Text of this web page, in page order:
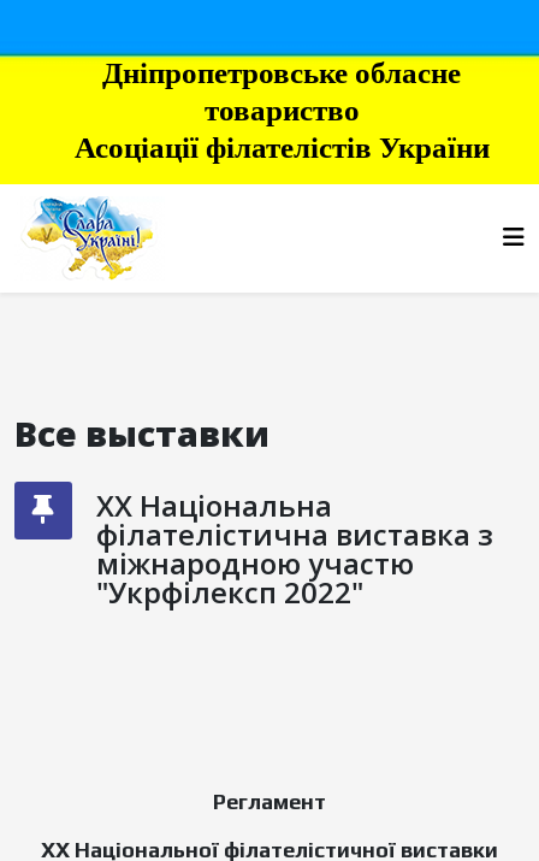
Дніпропетровське обласне
товариство
Асоціації філателістів України
Все выставки
XX Національна
філателістична виставка з
міжнародною участю
"Укрфілексп 2022"
Регламент
XX Національної філателістичної виставки